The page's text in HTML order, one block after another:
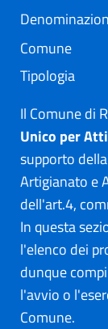
Comune
Tipologia
Il Comune di
Unico per
supporto
Artigianato e
dell'art.4,
In questa
l'elenco dei
dunque
l'avvio o
Comune.